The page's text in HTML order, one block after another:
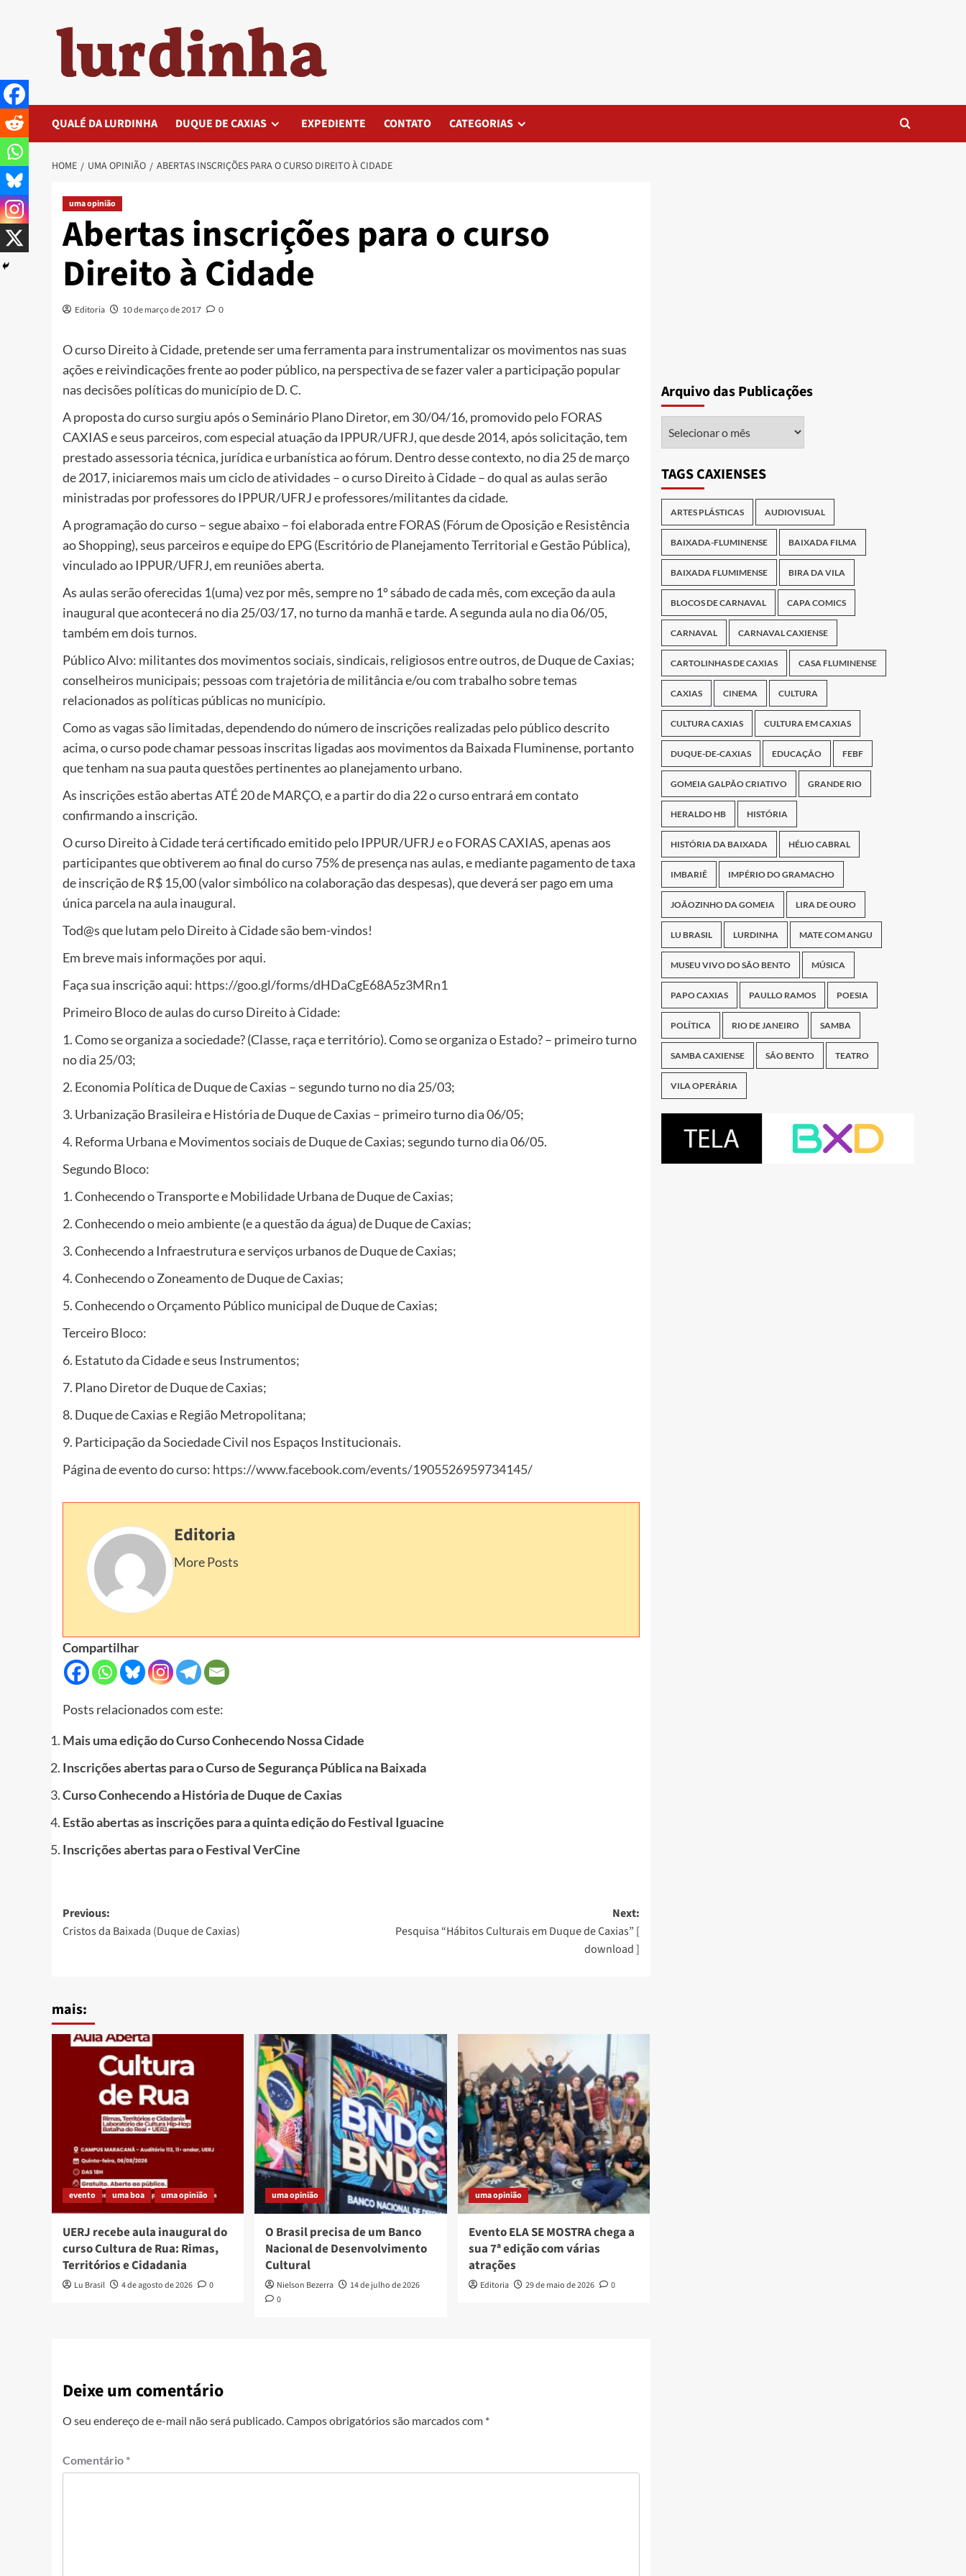
QUALÉ DA LURDINHA DUQUE DE CAXIAS EXPEDIENTE CONTATO CATEGORIAS
HOME UMA OPINIÃO ABERTAS INSCRIÇÕES PARA O CURSO DIREITO À CIDADE
uma opinião
Abertas inscrições para o curso
Direito à Cidade
Editoria 10 de março de 2017 0
O curso Direito à Cidade, pretende ser uma ferramenta para instrumentalizar os movimentos nas suas
ações e reivindicações frente ao poder público, na perspectiva de se fazer valer a participação popular
nas decisões políticas do município de D. C.
A proposta do curso surgiu após o Seminário Plano Diretor, em 30/04/16, promovido pelo FORAS
CAXIAS e seus parceiros, com especial atuação da IPPUR/UFRJ, que desde 2014, após solicitação, tem
prestado assessoria técnica, jurídica e urbanística ao fórum. Dentro desse contexto, no dia 25 de março
de 2017, iniciaremos mais um ciclo de atividades – o curso Direito à Cidade – do qual as aulas serão
ministradas por professores do IPPUR/UFRJ e professores/militantes da cidade.
A programação do curso – segue abaixo – foi elaborada entre FORAS (Fórum de Oposição e Resistência
ao Shopping), seus parceiros e equipe do EPG (Escritório de Planejamento Territorial e Gestão Pública),
vinculado ao IPPUR/UFRJ, em reuniões aberta.
As aulas serão oferecidas 1(uma) vez por mês, sempre no 1º sábado de cada mês, com exceção da aula
inaugural que acontecerá no dia 25/03/17, no turno da manhã e tarde. A segunda aula no dia 06/05,
também em dois turnos.
Público Alvo: militantes dos movimentos sociais, sindicais, religiosos entre outros, de Duque de Caxias;
conselheiros municipais; pessoas com trajetória de militância e/ou com trabalho sobre temas
relacionados as políticas públicas no município.
Como as vagas são limitadas, dependendo do número de inscrições realizadas pelo público descrito
acima, o curso pode chamar pessoas inscritas ligadas aos movimentos da Baixada Fluminense, portanto
que tenham na sua pauta questões pertinentes ao planejamento urbano.
As inscrições estão abertas ATÉ 20 de MARÇO, e a partir do dia 22 o curso entrará em contato
confirmando a inscrição.
O curso Direito à Cidade terá certificado emitido pelo IPPUR/UFRJ e o FORAS CAXIAS, apenas aos
participantes que obtiverem ao final do curso 75% de presença nas aulas, e mediante pagamento de taxa
de inscrição de R$ 15,00 (valor simbólico na colaboração das despesas), que deverá ser pago em uma
única parcela na aula inaugural.
Tod@s que lutam pelo Direito à Cidade são bem-vindos!
Em breve mais informações por aqui.
Faça sua inscrição aqui: https://goo.gl/forms/dHDaCgE68A5z3MRn1
Primeiro Bloco de aulas do curso Direito à Cidade:
1. Como se organiza a sociedade? (Classe, raça e território). Como se organiza o Estado? – primeiro turno
no dia 25/03;
2. Economia Política de Duque de Caxias – segundo turno no dia 25/03;
3. Urbanização Brasileira e História de Duque de Caxias – primeiro turno dia 06/05;
4. Reforma Urbana e Movimentos sociais de Duque de Caxias; segundo turno dia 06/05.
Segundo Bloco:
1. Conhecendo o Transporte e Mobilidade Urbana de Duque de Caxias;
2. Conhecendo o meio ambiente (e a questão da água) de Duque de Caxias;
3. Conhecendo a Infraestrutura e serviços urbanos de Duque de Caxias;
4. Conhecendo o Zoneamento de Duque de Caxias;
5. Conhecendo o Orçamento Público municipal de Duque de Caxias;
Terceiro Bloco:
6. Estatuto da Cidade e seus Instrumentos;
7. Plano Diretor de Duque de Caxias;
8. Duque de Caxias e Região Metropolitana;
9. Participação da Sociedade Civil nos Espaços Institucionais.
Página de evento do curso: https://www.facebook.com/events/1905526959734145/
Editoria
More Posts
Compartilhar
Posts relacionados com este:
Mais uma edição do Curso Conhecendo Nossa Cidade
Inscrições abertas para o Curso de Segurança Pública na Baixada
Curso Conhecendo a História de Duque de Caxias
Estão abertas as inscrições para a quinta edição do Festival Iguacine
Inscrições abertas para o Festival VerCine
Post
navigation
Previous:
Cristos da Baixada (Duque de Caxias)
Next:
Pesquisa “Hábitos Culturais em Duque de Caxias” [
download ]
mais:
evento uma boa uma opinião
UERJ recebe aula inaugural do
curso Cultura de Rua: Rimas,
Territórios e Cidadania
Lu Brasil 4 de agosto de 2026 0
uma opinião
O Brasil precisa de um Banco
Nacional de Desenvolvimento
Cultural
Nielson Bezerra
14 de julho de 2026
0
uma opinião
Evento ELA SE MOSTRA chega a
sua 7ª edição com várias
atrações
Editoria 29 de maio de 2026 0
Deixe um comentário
O seu endereço de e-mail não será publicado.Campos obrigatórios são marcados com *
Comentário *
Arquivo das Publicações
TAGS CAXIENSES
ARTES PLÁSTICAS AUDIOVISUAL
BAIXADA-FLUMINENSE BAIXADA FILMA
BAIXADA FLUMIMENSE BIRA DA VILA
BLOCOS DE CARNAVAL CAPA COMICS
CARNAVAL CARNAVAL CAXIENSE
CARTOLINHAS DE CAXIAS CASA FLUMINENSE
CAXIAS CINEMA CULTURA
CULTURA CAXIAS CULTURA EM CAXIAS
DUQUE-DE-CAXIAS EDUCAÇÃO FEBF
GOMEIA GALPÃO CRIATIVO GRANDE RIO
HERALDO HB HISTÓRIA
HISTÓRIA DA BAIXADA HÉLIO CABRAL
IMBARIÊ IMPÉRIO DO GRAMACHO
JOÃOZINHO DA GOMEIA LIRA DE OURO
LU BRASIL LURDINHA MATE COM ANGU
MUSEU VIVO DO SÃO BENTO MÚSICA
PAPO CAXIAS PAULLO RAMOS POESIA
POLÍTICA RIO DE JANEIRO SAMBA
SAMBA CAXIENSE SÃO BENTO TEATRO
VILA OPERÁRIA